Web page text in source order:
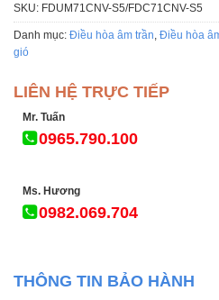
SKU: FDUM71CNV-S5/FDC71CNV-S5
Danh mục: Điều hòa âm trần Điều hòa
gió
LIÊN HỆ TRỰC TIẾP
Mr. Tuấn
0965.790.100
Ms. Hương
0982.069.704
THÔNG TIN BẢO HÀNH